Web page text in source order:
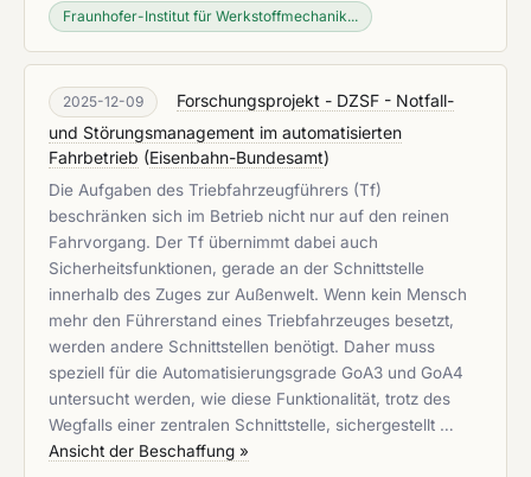
Fraunhofer-Institut für Werkstoffmechanik...
2025-12-09
Forschungsprojekt - DZSF - Notfall-
und Störungsmanagement im automatisierten
Fahrbetrieb (Eisenbahn-Bundesamt)
Die Aufgaben des Triebfahrzeugführers (Tf)
beschränken sich im Betrieb nicht nur auf den reinen
Fahrvorgang. Der Tf übernimmt dabei auch
Sicherheitsfunktionen, gerade an der Schnittstelle
innerhalb des Zuges zur Außenwelt. Wenn kein Mensch
mehr den Führerstand eines Triebfahrzeuges besetzt,
werden andere Schnittstellen benötigt. Daher muss
speziell für die Automatisierungsgrade GoA3 und GoA4
untersucht werden, wie diese Funktionalität, trotz des
Wegfalls einer zentralen Schnittstelle, sichergestellt …
Ansicht der Beschaffung »